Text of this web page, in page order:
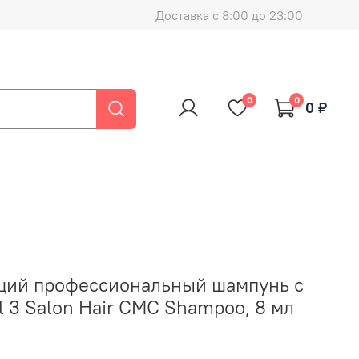
Доставка с 8:00 до 23:00
0 0 0 ₽
профессиональный шампунь с
Salon Hair CMC Shampoo, 8 мл